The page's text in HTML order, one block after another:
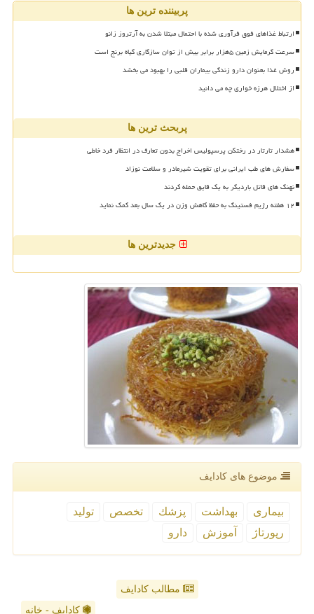
پربیننده ترین ها
ارتباط غذاهای فوق فرآوری شده با احتمال مبتلا شدن به آرتروز زانو
سرعت گرمایش زمین ۵هزار برابر بیش از توان سازگاری گیاه برنج است
روش غذا بعنوان دارو زندگی بیماران قلبی را بهبود می بخشد
از اختلال هرزه خواری چه می دانید
پربحث ترین ها
هشدار تارتار در رختکن پرسپولیس اخراج بدون تعارف در انتظار فرد خاطی
سفارش های طب ایرانی برای تقویت شیرمادر و سلامت نوزاد
نهنگ های قاتل باردیگر به یک قایق حمله کردند
۱۲ هفته رژیم فستینگ به حفظ کاهش وزن در یک سال بعد کمک نماید
جدیدترین ها
موضوع های كادایف
بیماری بهداشت پزشك تخصص
تولید
رپورتاژ
آموزش دارو
مطالب کادایف
کادایف - خانه